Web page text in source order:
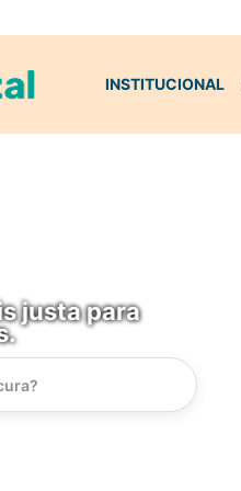
INSTITUCIONAL
justa para